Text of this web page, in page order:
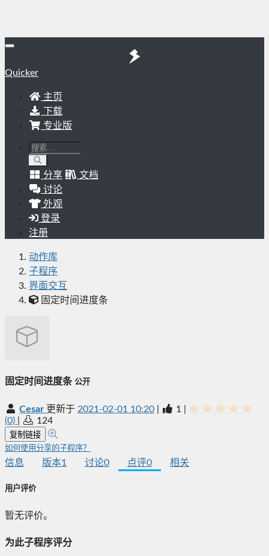
Quicker
主页
下载
专业版
分享
文档
讨论
外观
登录
注册
动作库
子程序
界面交互
固定时间进度条
固定时间进度条 公开
Cesar 更新于 2021-02-01 10:20 1
(0)
124
复制链接
如何使用分享的子程序？
信息 版本1 讨论0 点评0 相关
用户评价
暂无评价。
为此子程序评分